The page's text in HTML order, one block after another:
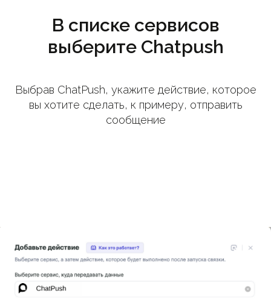
В списке сервисов
выберите Chatpush
Выбрав ChatPush, укажите действие, которое
вы хотите сделать, к примеру, отправить
сообщение